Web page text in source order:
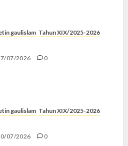
gaulislam Tahun XIX/2025-2026
07/2026 0
gaulislam Tahun XIX/2025-2026
07/2026 0